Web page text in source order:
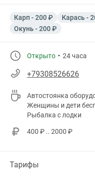
Карп - 200 ₽ Карась -
Окунь - 200 ₽
Открыто 24 часа
+79308526626
Автостоянка
Женщины и дети
Рыбалка с лодки
400 ₽ .. 2000 ₽
Тарифы